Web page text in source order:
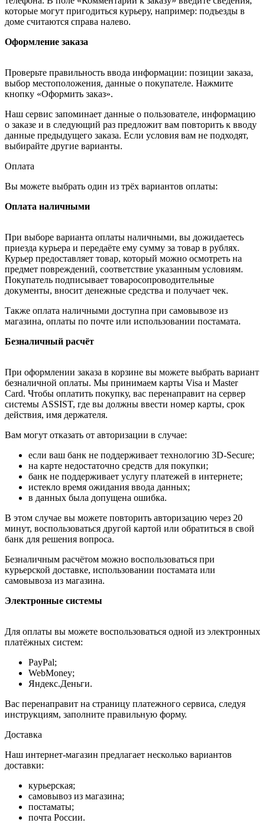
которые могут пригодиться курьеру, например: подъезды в
доме считаются справа налево.
Оформление заказа
Проверьте правильность ввода информации: позиции заказа,
выбор местоположения, данные о покупателе. Нажмите
кнопку «Оформить заказ».
Наш сервис запоминает данные о пользователе, информацию
о заказе и в следующий раз предложит вам повторить к вводу
данные предыдущего заказа. Если условия вам не подходят,
выбирайте другие варианты.
Оплата
Вы можете выбрать один из трёх вариантов оплаты:
Оплата наличными
При выборе варианта оплаты наличными, вы дожидаетесь
приезда курьера и передаёте ему сумму за товар в рублях.
Курьер предоставляет товар, который можно осмотреть на
предмет повреждений, соответствие указанным условиям.
Покупатель подписывает товаросопроводительные
документы, вносит денежные средства и получает чек.
Также оплата наличными доступна при самовывозе из
магазина, оплаты по почте или использовании постамата.
Безналичный расчёт
При оформлении заказа в корзине вы можете выбрать вариант
безналичной оплаты. Мы принимаем карты Visa и Master
Card. Чтобы оплатить покупку, вас перенаправит на сервер
системы ASSIST, где вы должны ввести номер карты, срок
действия, имя держателя.
Вам могут отказать от авторизации в случае:
если ваш банк не поддерживает технологию 3D-Secure;
на карте недостаточно средств для покупки;
банк не поддерживает услугу платежей в интернете;
истекло время ожидания ввода данных;
в данных была допущена ошибка.
В этом случае вы можете повторить авторизацию через 20
минут, воспользоваться другой картой или обратиться в свой
банк для решения вопроса.
Безналичным расчётом можно воспользоваться при
курьерской доставке, использовании постамата или
самовывоза из магазина.
Электронные системы
Для оплаты вы можете воспользоваться одной из электронных
платёжных систем:
PayPal;
WebMoney;
Яндекс.Деньги.
Вас перенаправит на страницу платежного сервиса, следуя
инструкциям, заполните правильную форму.
Доставка
Наш интернет-магазин предлагает несколько вариантов
доставки:
курьерская;
самовывоз из магазина;
постаматы;
почта России.